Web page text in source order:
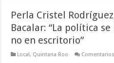
Perla Cristel
Bacalar: “La política
no en escritorio”
Local, Quintana Roo